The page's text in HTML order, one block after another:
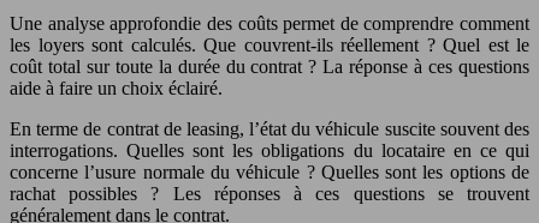
Une analyse approfondie des coûts permet de comprendre comment
les loyers sont calculés. Que couvrent-ils réellement ? Quel est le
coût total sur toute la durée du contrat ? La réponse à ces questions
aide à faire un choix éclairé.
En terme de contrat de leasing, l’état du véhicule suscite souvent des
interrogations. Quelles sont les obligations du locataire en ce qui
concerne l’usure normale du véhicule ? Quelles sont les options de
rachat possibles ? Les réponses à ces questions se trouvent
généralement dans le contrat.